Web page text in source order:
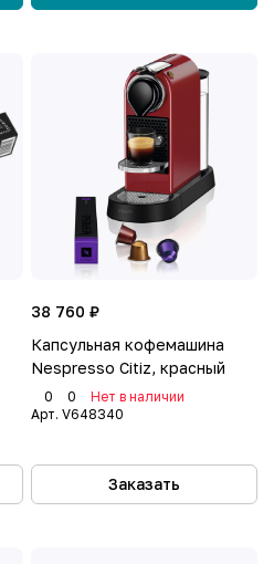
38 760 ₽
Капсульная кофемашина
Nespresso Citiz, красный
0 0
Нет в наличии
Арт. V648340
Заказать